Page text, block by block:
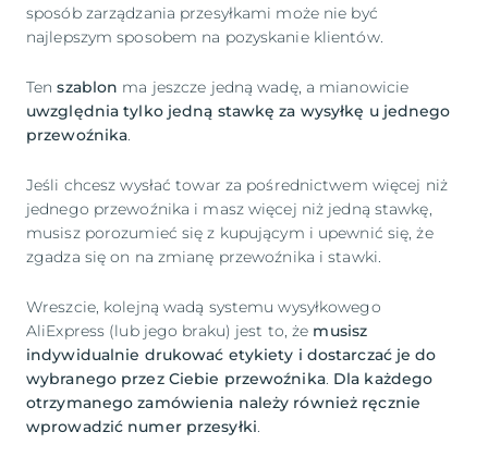
sposób zarządzania przesyłkami może nie być
najlepszym sposobem na pozyskanie klientów.
Tenszablon ma jeszcze jedną wadę, a mianowicie
uwzględnia tylko jedną stawkę za wysyłkę u jednego
przewoźnika.
Jeśli chcesz wysłać towar za pośrednictwem więcej niż
jednego przewoźnika i masz więcej niż jedną stawkę,
musisz porozumieć się z kupującym i upewnić się, że
zgadza się on na zmianę przewoźnika i stawki.
Wreszcie, kolejną wadą systemu wysyłkowego
AliExpress (lub jego braku) jest to, że musisz
indywidualnie drukować etykiety i dostarczać je do
wybranego przez Ciebie przewoźnika. Dla każdego
otrzymanego zamówienia należy również ręcznie
wprowadzić numer przesyłki.